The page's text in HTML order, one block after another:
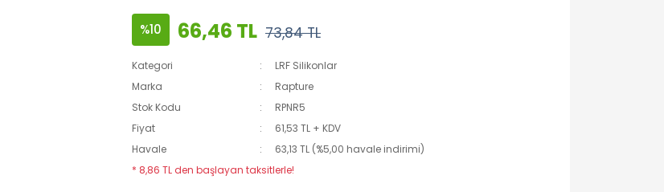
%10 66,46 TL 73,84 TL
Kategori
LRF Silikonlar
Marka
Rapture
Stok Kodu
RPNR5
Fiyat
61,53 TL + KDV
Havale
63,13 TL (%5,00 havale indirimi)
* 8,86 TL den başlayan taksitlerle!